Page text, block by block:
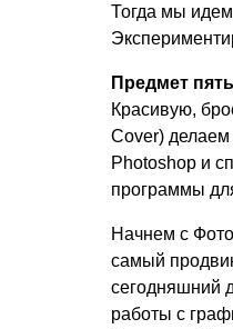
Тогда мы
Предмет
Красивую,
Cover)
Photoshop и
программы
Начнем с
самый
сегодняшний
работы с